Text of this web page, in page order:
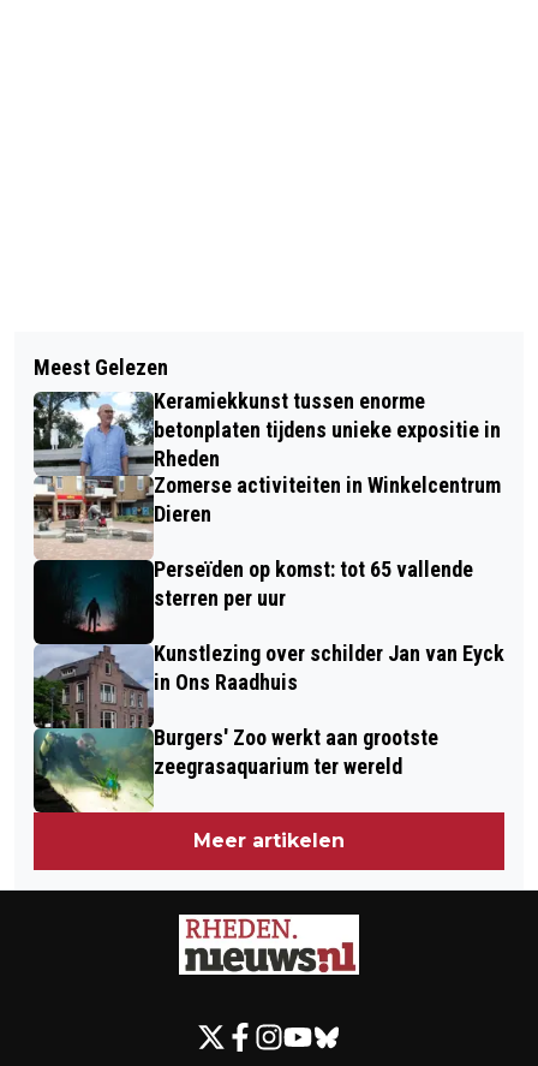
IVN WANDELING ONVERWACHTE
NATUUR IN DIEREN NOORD-OOST
BOEKSTARTDAG IN DE ZOOMERIJ
DIEREN
Meest Gelezen
Keramiekkunst tussen enorme
betonplaten tijdens unieke expositie in
Rheden
Zomerse activiteiten in Winkelcentrum
Dieren
Perseïden op komst: tot 65 vallende
sterren per uur
Kunstlezing over schilder Jan van Eyck
in Ons Raadhuis
Burgers' Zoo werkt aan grootste
zeegrasaquarium ter wereld
Meer artikelen